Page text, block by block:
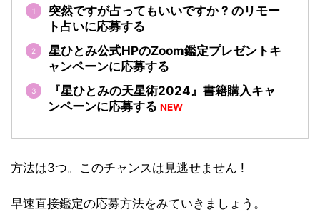
突然ですが占ってもいいですか ? のリモー
ト占いに応募する
星ひとみ公式HPのZoom鑑定プレゼントキ
ャンペーンに応募する
『星ひとみの天星術2024』書籍購入キャ
ンペーンに応募する NEW
方法は3つ。このチャンスは見逃せません !
早速直接鑑定の応募方法をみていきましょう。